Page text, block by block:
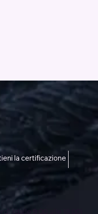
la certificazione
(dalle 9:00 alle 18:00)